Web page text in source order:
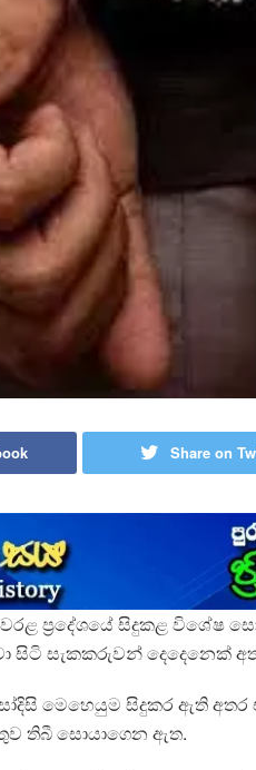
Share on
ප්‍රදේශයේ සිදුකළ
සිටි සැකකරුවන් දෙදෙනෙක්
සෝදිසි මෙහෙයුම සිදුකර ඇති
තිබී සොයාගෙන ඇත.